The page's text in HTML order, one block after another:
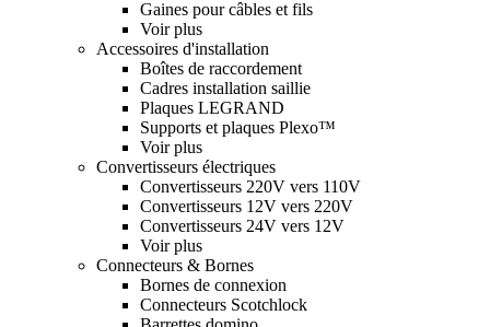
Gaines pour câbles et fils
Voir plus
Accessoires d'installation
Boîtes de raccordement
Cadres installation saillie
Plaques LEGRAND
Supports et plaques Plexo™
Voir plus
Convertisseurs électriques
Convertisseurs 220V vers 110V
Convertisseurs 12V vers 220V
Convertisseurs 24V vers 12V
Voir plus
Connecteurs & Bornes
Bornes de connexion
Connecteurs Scotchlock